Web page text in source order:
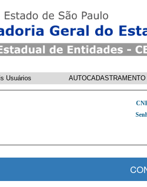
Usuários AUTOCADASTRAMENTO